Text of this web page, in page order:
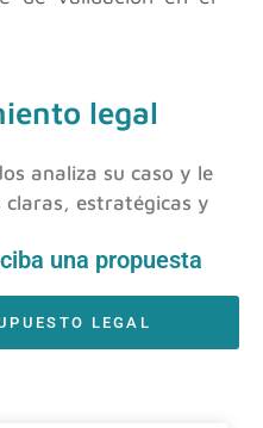
legal
analiza su caso y le
claras, estratégicas y
una propuesta
LEGAL